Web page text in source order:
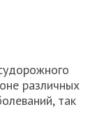
различных
так